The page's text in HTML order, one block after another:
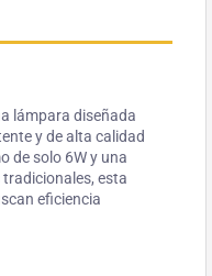
lámpara diseñada
y de alta calidad
de solo 6W y una
esta
eficiencia